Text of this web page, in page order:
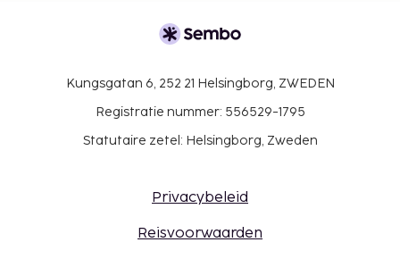
Kungsgatan 6, 252 21 Helsingborg, ZWEDEN
Registratie nummer: 556529-1795
Statutaire zetel: Helsingborg, Zweden
Privacybeleid
Reisvoorwaarden